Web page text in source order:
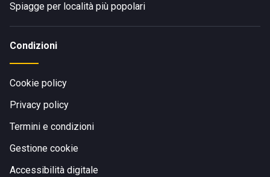
Spiagge per località più popolari
Condizioni
Cookie policy
Privacy policy
Termini e condizioni
Gestione cookie
Accessibilità digitale